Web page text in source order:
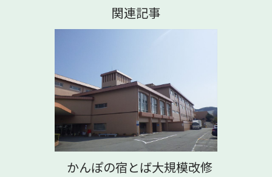
関連記事
かんぽの宿とば大規模改修